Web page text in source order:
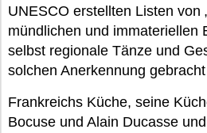
UNESCO erstellten Listen von
mündlichen und immateriellen
selbst regionale Tänze und
solchen Anerkennung
Frankreichs Küche, seine
Bocuse und Alain Ducasse